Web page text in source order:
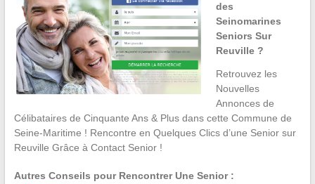
des
Seinomarines
Seniors Sur
Reuville ?
Retrouvez les
Nouvelles
Annonces de
Célibataires de Cinquante Ans & Plus dans cette Commune de
Seine-Maritime ! Rencontre en Quelques Clics d’une Senior sur
Reuville Grâce à Contact Senior !
Autres Conseils pour Rencontrer Une Senior :